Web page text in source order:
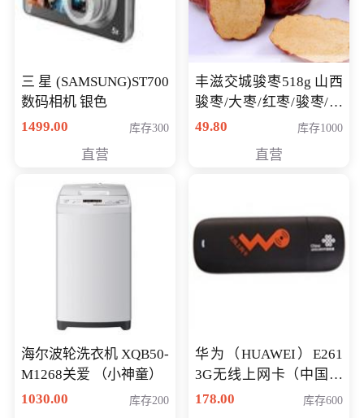
三星(SAMSUNG)ST700
数码相机 银色
1499.00
库存300
直营
丰滋交城骏枣518g 山西
骏枣/大枣/红枣/骏枣/热
销千件/
49.80 库存1000
直营
海尔波轮洗衣机 XQB50-
M1268关爱 （小神童）
1030.00
库存200
华为（HUAWEI）E261
3G无线上网卡（中国联
通）
178.00 库存600